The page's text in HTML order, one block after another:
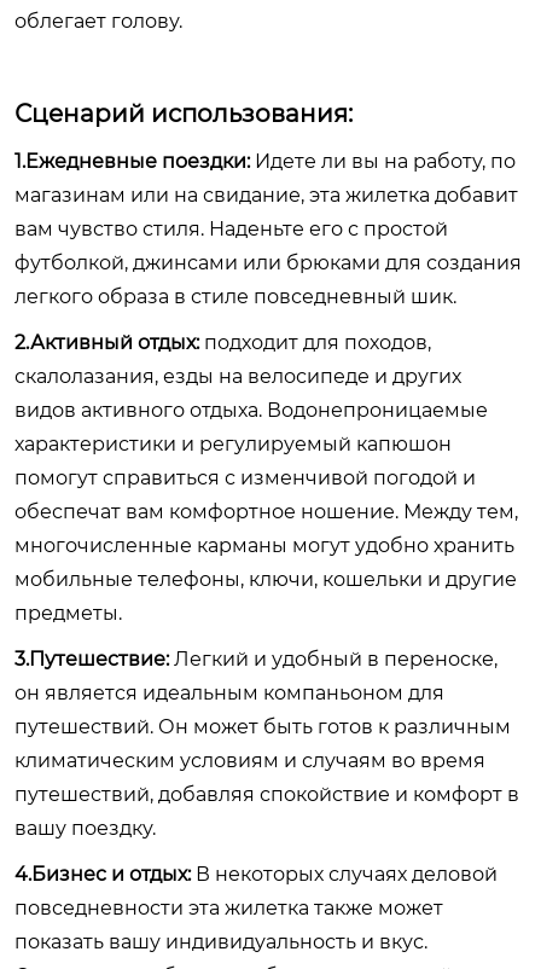
облегает голову.
Сценарий использования:
1.Ежедневные поездки:Идете ли вы на работу, по
магазинам или на свидание, эта жилетка добавит
вам чувство стиля. Наденьте его с простой
футболкой, джинсами или брюками для создания
легкого образа в стиле повседневный шик.
2.Активный отдых:подходит для походов,
скалолазания, езды на велосипеде и других
видов активного отдыха. Водонепроницаемые
характеристики и регулируемый капюшон
помогут справиться с изменчивой погодой и
обеспечат вам комфортное ношение. Между тем,
многочисленные карманы могут удобно хранить
мобильные телефоны, ключи, кошельки и другие
предметы.
3.Путешествие:Легкий и удобный в переноске,
он является идеальным компаньоном для
путешествий. Он может быть готов к различным
климатическим условиям и случаям во время
путешествий, добавляя спокойствие и комфорт в
вашу поездку.
4.Бизнес и отдых: В некоторых случаях деловой
повседневности эта жилетка также может
показать вашу индивидуальность и вкус.